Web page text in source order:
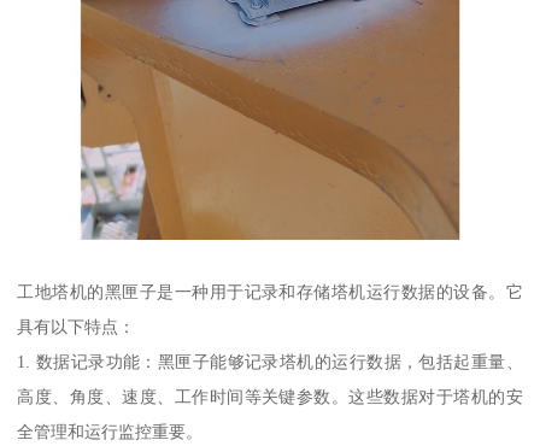
工地塔机的黑匣子是一种用于记录和存储塔机运行数据的设备。它
具有以下特点：
1. 数据记录功能：黑匣子能够记录塔机的运行数据，包括起重量、
高度、角度、速度、工作时间等关键参数。这些数据对于塔机的安
全管理和运行监控重要。